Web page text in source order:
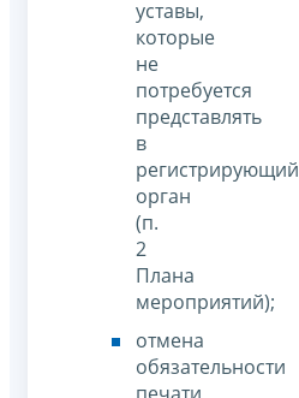
уставы,
которые
не
потребуется
представлять
в
регистрирующий
орган
(п.
2
Плана
мероприятий);
отмена
обязательности
печати